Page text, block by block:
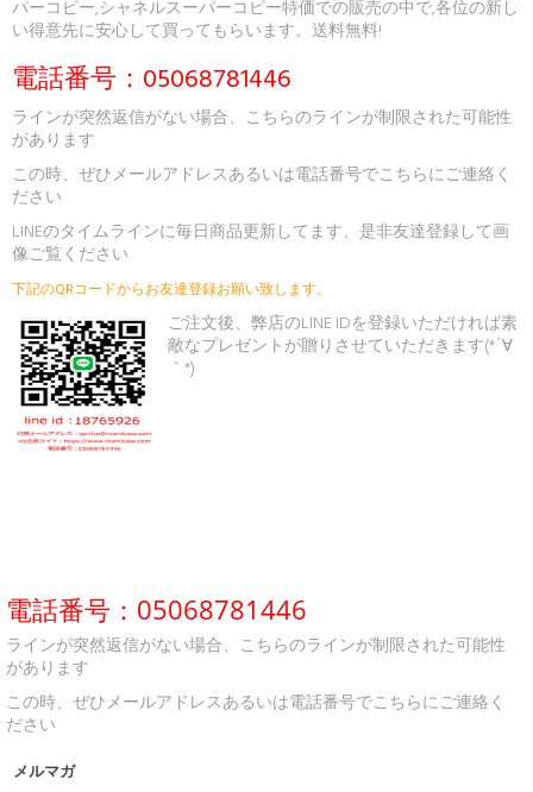
パーコピー,シャネルスーパーコピー特価での販売の中で,各位の新し
い得意先に安心して買ってもらいます。送料無料!
電話番号：05068781446
ラインが突然返信がない場合、こちらのラインが制限された可能性
があります
この時、ぜひメールアドレスあるいは電話番号でこちらにご連絡く
ださい
LINEのタイムラインに毎日商品更新してます、是非友達登録して画
像ご覧ください
下記のQRコードからお友達登録お願い致します。
ご注文後、弊店のLINE IDを登録いただければ素
敵なプレゼントが贈りさせていただきます(*´∀
｀*)
電話番号：05068781446
ラインが突然返信がない場合、こちらのラインが制限された可能性
があります
この時、ぜひメールアドレスあるいは電話番号でこちらにご連絡く
ださい
メルマガ